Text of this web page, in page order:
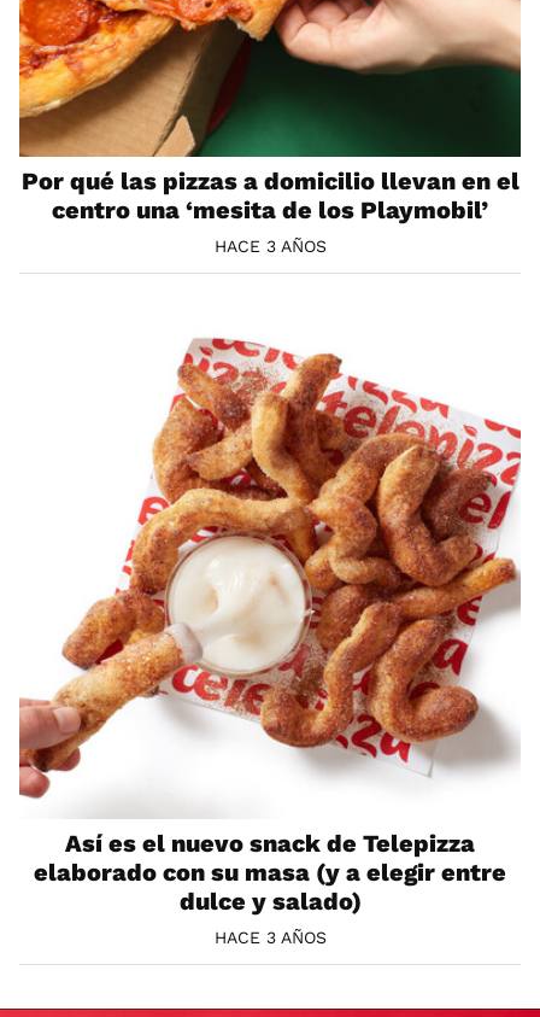
Por qué las pizzas a domicilio llevan en el
centro una ‘mesita de los Playmobil’
HACE 3 AÑOS
Así es el nuevo snack de Telepizza
elaborado con su masa (y a elegir entre
dulce y salado)
HACE 3 AÑOS